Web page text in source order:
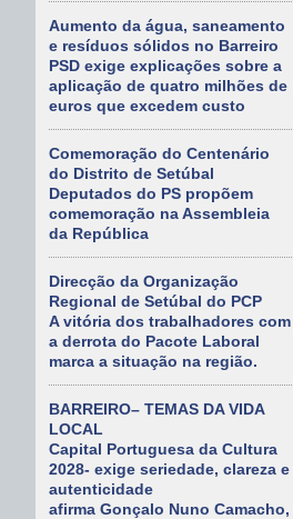
Aumento da água, saneamento
e resíduos sólidos no Barreiro
PSD exige explicações sobre a
aplicação de quatro milhões de
euros que excedem custo
Comemoração do Centenário
do Distrito de Setúbal
Deputados do PS propõem
comemoração na Assembleia
da República
Direcção da Organização
Regional de Setúbal do PCP
A vitória dos trabalhadores com
a derrota do Pacote Laboral
marca a situação na região.
BARREIRO– TEMAS DA VIDA
LOCAL
Capital Portuguesa da Cultura
2028- exige seriedade, clareza e
autenticidade
afirma Gonçalo Nuno Camacho,